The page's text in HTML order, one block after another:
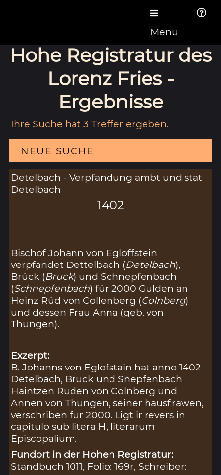
Menü
Hohe Registratur des
Lorenz Fries -
Ergebnisse
Ihre Suche hat 3 Treffer ergeben.
NEUE SUCHE
Detelbach - Verpfandung ambt und stat
Detelbach
1402
Bischof Johann von Egloffstein
verpfändet Dettelbach (Detelbach),
Brück (Bruck) und Schnepfenbach
(Schnepfenbach) für 2000 Gulden an
Heinz Rüd von Collenberg (Colnberg)
und dessen Frau Anna (geb. von
Thüngen).
Exzerpt:
B. Johanns von Eglofstain hat anno 1402
Detelbach, Bruck und Snepfenbach
Haintzen Ruden von Colnberg und
Annen von Thungen, seiner hausfrawen,
verschriben fur 2000. Ligt ir revers in
capitulo sub litera H, literarum
Episcopalium.
Fundort in der Hohen Registratur:
Standbuch 1011, Folio: 169r, Schreiber: